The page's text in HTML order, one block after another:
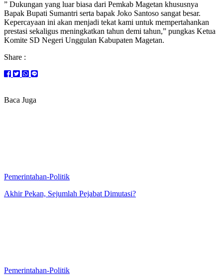
” Dukungan yang luar biasa dari Pemkab Magetan khususnya
Bapak Bupati Sumantri serta bapak Joko Santoso sangat besar.
Kepercayaan ini akan menjadi tekat kami untuk mempertahankan
prestasi sekaligus meningkatkan tahun demi tahun,” pungkas Ketua
Komite SD Negeri Unggulan Kabupaten Magetan.
Share :
Baca Juga
Pemerintahan-Politik
Akhir Pekan, Sejumlah Pejabat Dimutasi?
Pemerintahan-Politik